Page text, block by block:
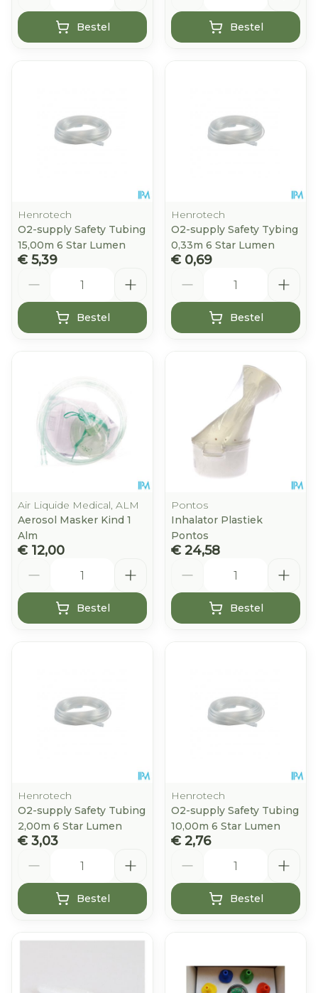
Bestel Bestel
Henrotech
O2-supply Safety Tubing
15,00m 6 Star Lumen
€ 5,39
Bestel
Henrotech
O2-supply Safety Tybing
0,33m 6 Star Lumen
€ 0,69
Bestel
Air Liquide Medical, ALM
Aerosol Masker Kind 1
Alm
€ 12,00
Bestel
Pontos
Inhalator Plastiek
Pontos
€ 24,58
Bestel
Henrotech
O2-supply Safety Tubing
2,00m 6 Star Lumen
€ 3,03
Bestel
Henrotech
O2-supply Safety Tubing
10,00m 6 Star Lumen
€ 2,76
Bestel